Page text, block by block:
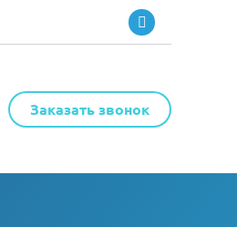
Заказать звонок